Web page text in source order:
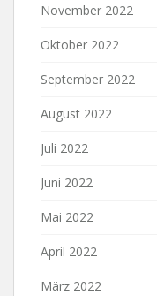
November 2022
Oktober 2022
September 2022
August 2022
Juli 2022
Juni 2022
Mai 2022
April 2022
März 2022